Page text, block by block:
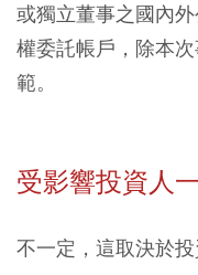
或獨立董事之國內
權委託帳戶，除本
範。
受影響投資人
不一定，這取決於投